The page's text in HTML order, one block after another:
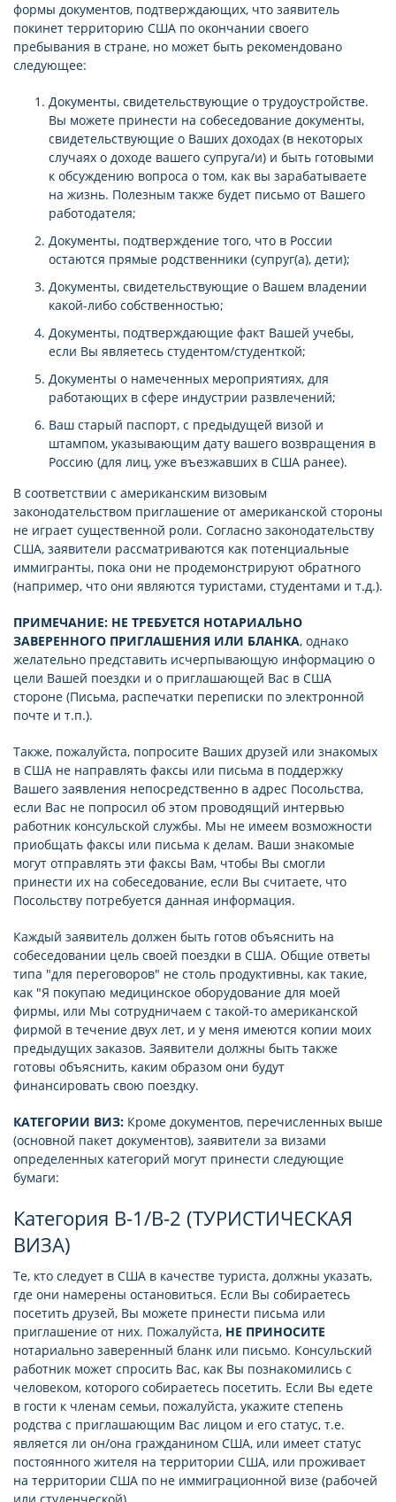
формы документов, подтверждающих, что заявитель
покинет территорию США по окончании своего
пребывания в стране, но может быть рекомендовано
следующее:
Документы, свидетельствующие о трудоустройстве.
Вы можете принести на собеседование документы,
свидетельствующие о Ваших доходах (в некоторых
случаях о доходе вашего супруга/и) и быть готовыми
к обсуждению вопроса о том, как вы зарабатываете
на жизнь. Полезным также будет письмо от Вашего
работодателя;
Документы, подтверждение того, что в России
остаются прямые родственники (супруг(а), дети);
Документы, свидетельствующие о Вашем владении
какой-либо собственностью;
Документы, подтверждающие факт Вашей учебы,
если Вы являетесь студентом/студенткой;
Документы о намеченных мероприятиях, для
работающих в сфере индустрии развлечений;
Ваш старый паспорт, с предыдущей визой и
штампом, указывающим дату вашего возвращения в
Россию (для лиц, уже въезжавших в США ранее).
В соответствии с американским визовым
законодательством приглашение от американской стороны
не играет существенной роли. Согласно законодательству
США, заявители рассматриваются как потенциальные
иммигранты, пока они не продемонстрируют обратного
(например, что они являются туристами, студентами и т.д.).
ПРИМЕЧАНИЕ: НЕ ТРЕБУЕТСЯ НОТАРИАЛЬНО
ЗАВЕРЕННОГО ПРИГЛАШЕНИЯ ИЛИ БЛАНКА, однако
желательно представить исчерпывающую информацию о
цели Вашей поездки и о приглашающей Вас в США
стороне (Письма, распечатки переписки по электронной
почте и т.п.).
Также, пожалуйста, попросите Ваших друзей или знакомых
в США не направлять факсы или письма в поддержку
Вашего заявления непосредственно в адрес Посольства,
если Вас не попросил об этом проводящий интервью
работник консульской службы. Мы не имеем возможности
приобщать факсы или письма к делам. Ваши знакомые
могут отправлять эти факсы Вам, чтобы Вы смогли
принести их на собеседование, если Вы считаете, что
Посольству потребуется данная информация.
Каждый заявитель должен быть готов объяснить на
собеседовании цель своей поездки в США. Общие ответы
типа "для переговоров" не столь продуктивны, как такие,
как "Я покупаю медицинское оборудование для моей
фирмы, или Мы сотрудничаем с такой-то американской
фирмой в течение двух лет, и у меня имеются копии моих
предыдущих заказов. Заявители должны быть также
готовы объяснить, каким образом они будут
финансировать свою поездку.
КАТЕГОРИИ ВИЗ: Кроме документов, перечисленных выше
(основной пакет документов), заявители за визами
определенных категорий могут принести следующие
бумаги:
Категория В-1/В-2 (ТУРИСТИЧЕСКАЯ
ВИЗА)
Те, кто следует в США в качестве туриста, должны указать,
где они намерены остановиться. Если Вы собираетесь
посетить друзей, Вы можете принести письма или
приглашение от них. Пожалуйста, НЕ ПРИНОСИТЕ
нотариально заверенный бланк или письмо. Консульский
работник может спросить Вас, как Вы познакомились с
человеком, которого собираетесь посетить. Если Вы едете
в гости к членам семьи, пожалуйста, укажите степень
родства с приглашающим Вас лицом и его статус, т.е.
является ли он/она гражданином США, или имеет статус
постоянного жителя на территории США, или проживает
на территории США по не иммиграционной визе (рабочей